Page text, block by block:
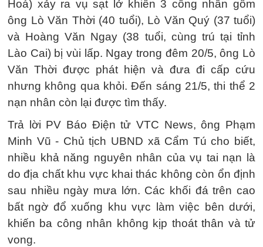
Hoá) xảy ra vụ sạt lở khiến 3 công nhân gồm
ông Lò Văn Thời (40 tuổi), Lò Văn Quý (37 tuổi)
và Hoàng Văn Ngay (38 tuổi, cùng trú tại tỉnh
Lào Cai) bị vùi lấp. Ngay trong đêm 20/5, ông Lò
Văn Thời được phát hiện và đưa đi cấp cứu
nhưng không qua khỏi. Đến sáng 21/5, thi thể 2
nạn nhân còn lại được tìm thấy.
Trả lời PV Báo Điện tử VTC News, ông Phạm
Minh Vũ - Chủ tịch UBND xã Cẩm Tú cho biết,
nhiều khả năng nguyên nhân của vụ tai nạn là
do địa chất khu vực khai thác không còn ổn định
sau nhiều ngày mưa lớn. Các khối đá trên cao
bất ngờ đổ xuống khu vực làm việc bên dưới,
khiến ba công nhân không kịp thoát thân và tử
vong.